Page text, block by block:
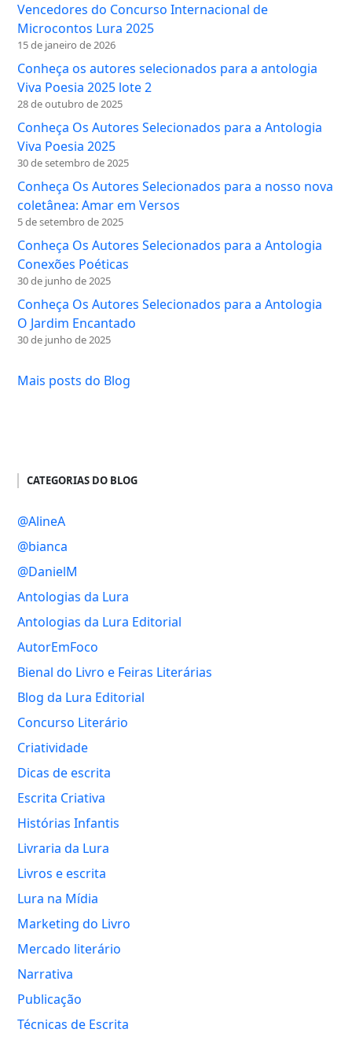
Vencedores do Concurso Internacional de
Microcontos Lura 2025
15 de janeiro de 2026
Conheça os autores selecionados para a antologia
Viva Poesia 2025 lote 2
28 de outubro de 2025
Conheça Os Autores Selecionados para a Antologia
Viva Poesia 2025
30 de setembro de 2025
Conheça Os Autores Selecionados para a nosso nova
coletânea: Amar em Versos
5 de setembro de 2025
Conheça Os Autores Selecionados para a Antologia
Conexões Poéticas
30 de junho de 2025
Conheça Os Autores Selecionados para a Antologia
O Jardim Encantado
30 de junho de 2025
Mais posts do Blog
CATEGORIAS DO BLOG
@AlineA
@bianca
@DanielM
Antologias da Lura
Antologias da Lura Editorial
AutorEmFoco
Bienal do Livro e Feiras Literárias
Blog da Lura Editorial
Concurso Literário
Criatividade
Dicas de escrita
Escrita Criativa
Histórias Infantis
Livraria da Lura
Livros e escrita
Lura na Mídia
Marketing do Livro
Mercado literário
Narrativa
Publicação
Técnicas de Escrita